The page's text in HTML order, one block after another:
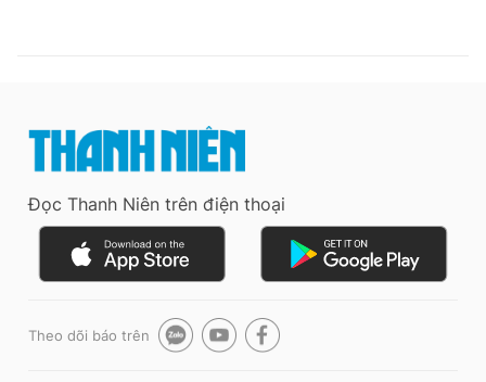
Đọc Thanh Niên trên điện thoại
Theo dõi báo trên